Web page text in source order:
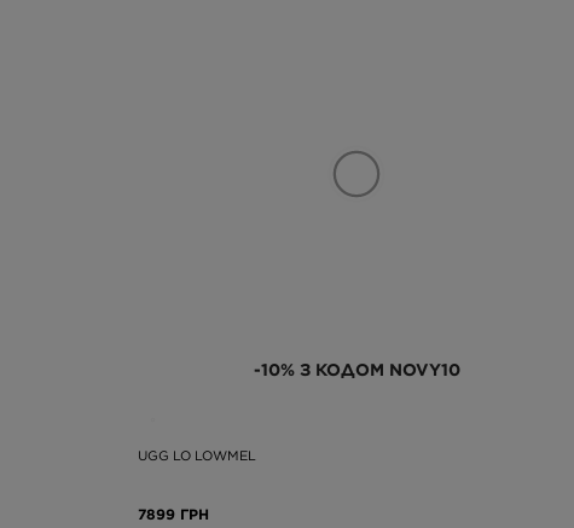
-10% З КОДОМ NOVY10
UGG LO LOWMEL
7899 ГРН